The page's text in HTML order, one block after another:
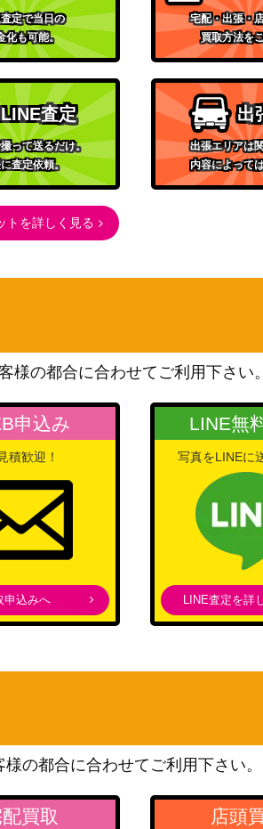
定で当日の
化も可能。
宅配・出張・
買取方法を
LINE査定
って送るだけ。
査定依頼。
出
出張エリアは
内容によって
トを詳しく見る
様の都合に合わせてご利用下さい。
申込み
積歓迎！
申込みへ
LINE無
写真をLINEに
LINE査定を詳
の都合に合わせてご利用下さい。
買取 店頭